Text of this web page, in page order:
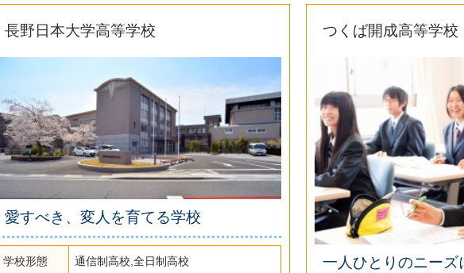
長野日本大学高等学校
愛すべき、変人を育てる学校
学校形態 通信制高校,全日制高校
つくば開成高等学校
一人ひとりのニーズ